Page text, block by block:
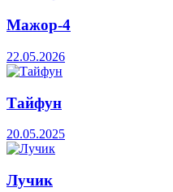
Мажор-4
22.05.2026
Тайфун
20.05.2025
Лучик